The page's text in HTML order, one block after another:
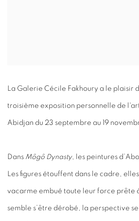
La Galerie Cécile Fakhoury a le plaisir
troisième exposition personnelle de
Abidjan du 23 septembre au 19
Dans Môgô Dynasty, les peintures
Les figures étouffent dans le cadre,
vacarme embué toute leur force prête
semble s’être dérobé, la perspective